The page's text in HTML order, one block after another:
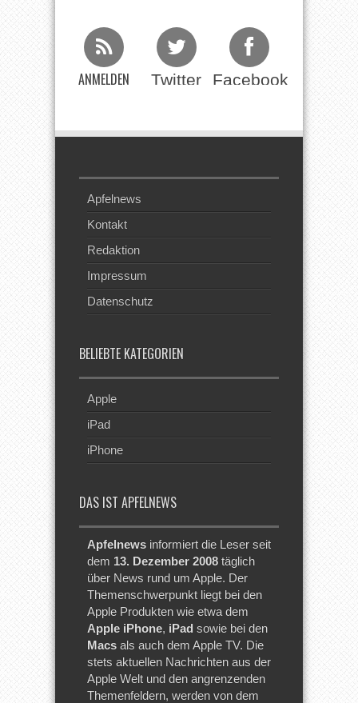
ANMELDEN Twitter Facebook
Apfelnews
Kontakt
Redaktion
Impressum
Datenschutz
BELIEBTE KATEGORIEN
Apple
iPad
iPhone
DAS IST APFELNEWS
Apfelnews informiert die Leser seit
dem 13. Dezember 2008 täglich
über News rund um Apple. Der
Themenschwerpunkt liegt bei den
Apple Produkten wie etwa dem
Apple iPhone, iPad sowie bei den
Macs als auch dem Apple TV. Die
stets aktuellen Nachrichten aus der
Apple Welt und den angrenzenden
Themenfeldern, werden von dem